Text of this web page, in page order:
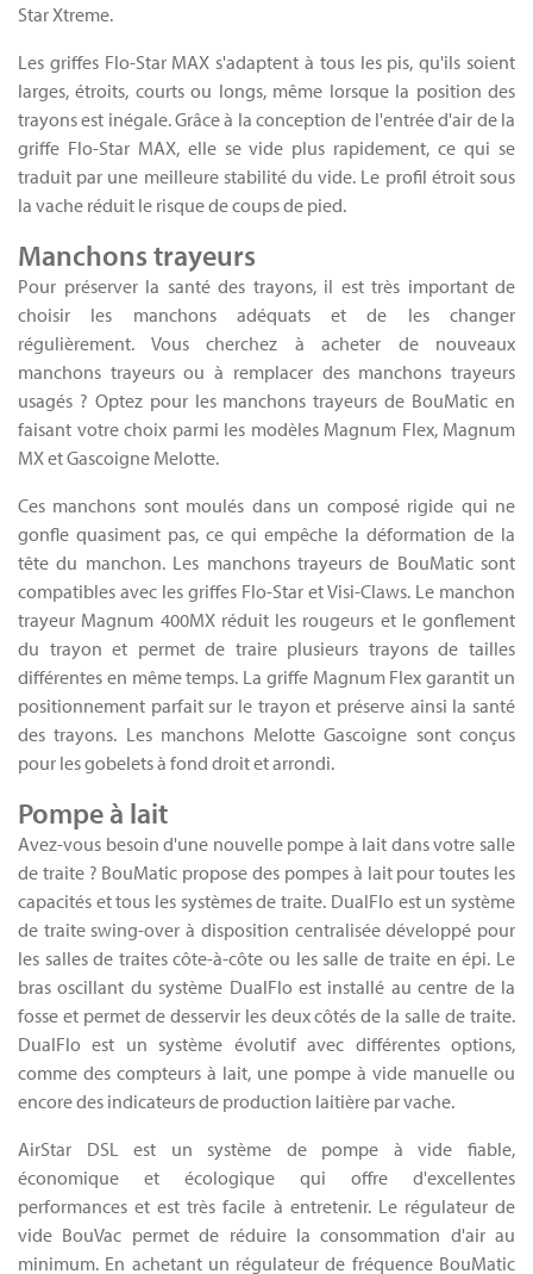
Star Xtreme.
Les griffes Flo-Star MAX s'adaptent à tous les pis, qu'ils soient
larges, étroits, courts ou longs, même lorsque la position des
trayons est inégale. Grâce à la conception de l'entrée d'air de la
griffe Flo-Star MAX, elle se vide plus rapidement, ce qui se
traduit par une meilleure stabilité du vide. Le profil étroit sous
la vache réduit le risque de coups de pied.
Manchons trayeurs
Pour préserver la santé des trayons, il est très important de
choisir les manchons adéquats et de les changer
régulièrement. Vous cherchez à acheter de nouveaux
manchons trayeurs ou à remplacer des manchons trayeurs
usagés ? Optez pour les manchons trayeurs de BouMatic en
faisant votre choix parmi les modèles Magnum Flex, Magnum
MX et Gascoigne Melotte.
Ces manchons sont moulés dans un composé rigide qui ne
gonfle quasiment pas, ce qui empêche la déformation de la
tête du manchon. Les manchons trayeurs de BouMatic sont
compatibles avec les griffes Flo-Star et Visi-Claws. Le manchon
trayeur Magnum 400MX réduit les rougeurs et le gonflement
du trayon et permet de traire plusieurs trayons de tailles
différentes en même temps. La griffe Magnum Flex garantit un
positionnement parfait sur le trayon et préserve ainsi la santé
des trayons. Les manchons Melotte Gascoigne sont conçus
pour les gobelets à fond droit et arrondi.
Pompe à lait
Avez-vous besoin d'une nouvelle pompe à lait dans votre salle
de traite ? BouMatic propose des pompes à lait pour toutes les
capacités et tous les systèmes de traite. DualFlo est un système
de traite swing-over à disposition centralisée développé pour
les salles de traites côte-à-côte ou les salle de traite en épi. Le
bras oscillant du système DualFlo est installé au centre de la
fosse et permet de desservir les deux côtés de la salle de traite.
DualFlo est un système évolutif avec différentes options,
comme des compteurs à lait, une pompe à vide manuelle ou
encore des indicateurs de production laitière par vache.
AirStar DSL est un système de pompe à vide fiable,
économique et écologique qui offre d'excellentes
performances et est très facile à entretenir. Le régulateur de
vide BouVac permet de réduire la consommation d'air au
minimum. En achetant un régulateur de fréquence BouMatic